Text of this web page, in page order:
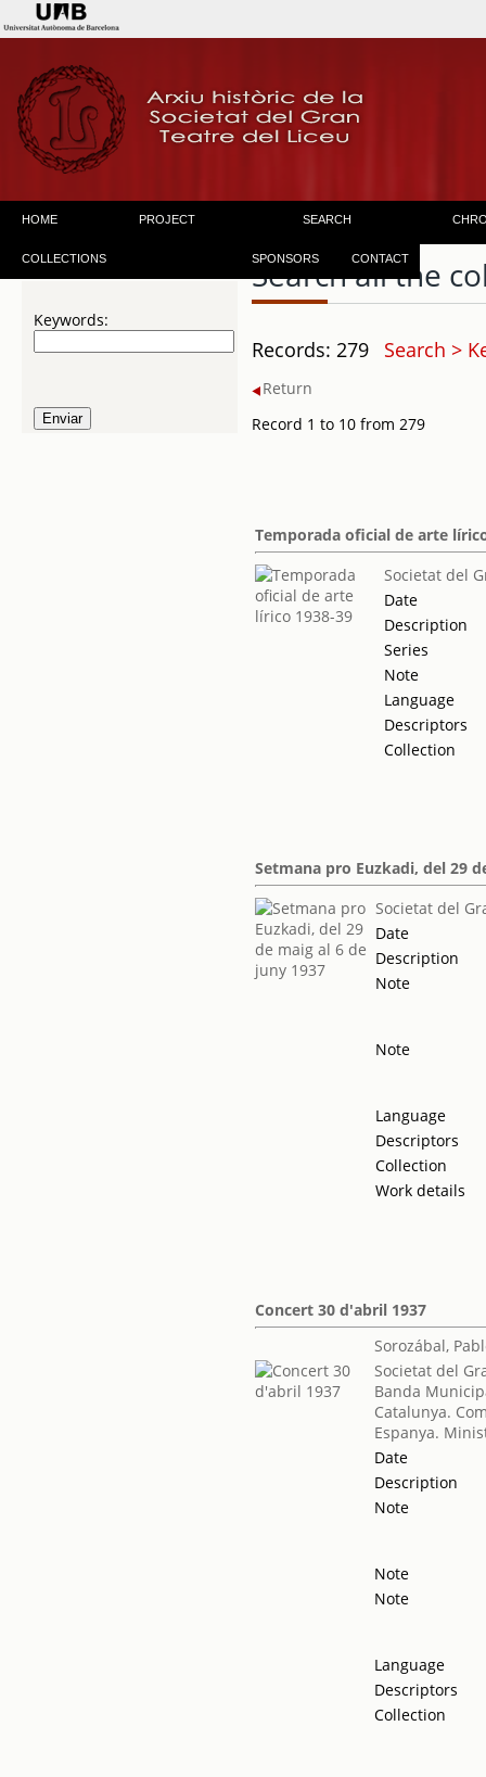
HOME PROJECT SEARCH
COLLECTIONS SPONSORS CONTACT
Keywords:
Search all the
Records: 279 Search >
Return
Record 1 to 10 from 279
Temporada oficial de arte
Societat del
Date
Description
Series
Note
Language
Descriptors
Collection
Setmana pro Euzkadi, del 29
Societat del
Date
Description
Note
Note
Language
Descriptors
Collection
Work details
Concert 30 d'abril 1937
Sorozábal,
Societat del
Banda
Catalunya.
Espanya.
Date
Description
Note
Note
Note
Language
Descriptors
Collection